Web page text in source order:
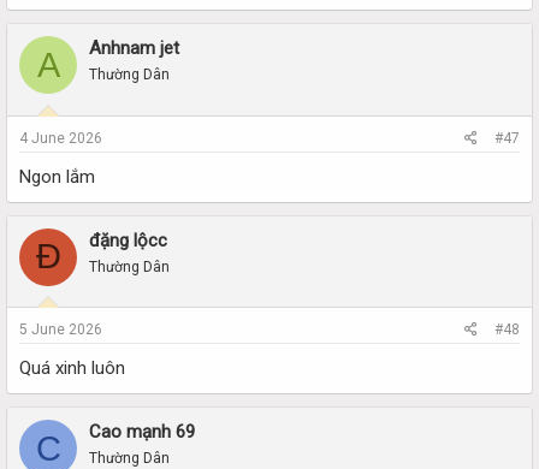
A Anhnam jet
Thường Dân
4 June 2026 #47
Ngon lắm
Đ đặng lộcc
Thường Dân
5 June 2026 #48
Quá xinh luôn
C Cao mạnh 69
Thường Dân